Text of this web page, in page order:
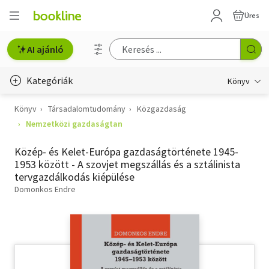
Üres
AI ajánló
Kategóriák Könyv
Életmód, egészség
Gyermek- és ifjúsági
Hobbi, szabadidő
Könyv Társadalomtudomány
Közgazdaság
Nemzetközi gazdaságtan
Közép- és Kelet-Európa gazdaságtörténete 1945-
1953 között - A szovjet megszállás és a sztálinista
tervgazdálkodás kiépülése
Domonkos Endre